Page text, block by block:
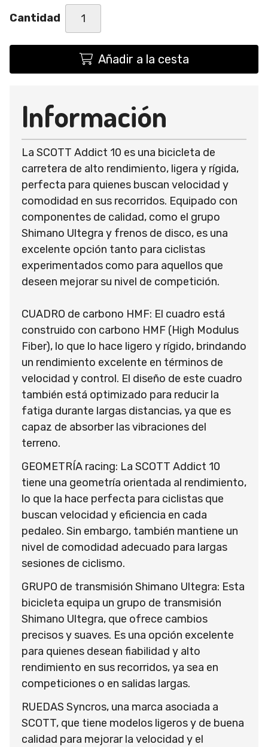
Cantidad
Añadir a la cesta
Información
La SCOTT Addict 10 es una bicicleta de
carretera de alto rendimiento, ligera y rígida,
perfecta para quienes buscan velocidad y
comodidad en sus recorridos. Equipado con
componentes de calidad, como el grupo
Shimano Ultegra y frenos de disco, es una
excelente opción tanto para ciclistas
experimentados como para aquellos que
deseen mejorar su nivel de competición.
CUADRO de carbono HMF: El cuadro está
construido con carbono HMF (High Modulus
Fiber), lo que lo hace ligero y rígido, brindando
un rendimiento excelente en términos de
velocidad y control. El diseño de este cuadro
también está optimizado para reducir la
fatiga durante largas distancias, ya que es
capaz de absorber las vibraciones del
terreno.
GEOMETRÍA racing: La SCOTT Addict 10
tiene una geometría orientada al rendimiento,
lo que la hace perfecta para ciclistas que
buscan velocidad y eficiencia en cada
pedaleo. Sin embargo, también mantiene un
nivel de comodidad adecuado para largas
sesiones de ciclismo.
GRUPO de transmisión Shimano Ultegra: Esta
bicicleta equipa un grupo de transmisión
Shimano Ultegra, que ofrece cambios
precisos y suaves. Es una opción excelente
para quienes desean fiabilidad y alto
rendimiento en sus recorridos, ya sea en
competiciones o en salidas largas.
RUEDAS Syncros, una marca asociada a
SCOTT, que tiene modelos ligeros y de buena
calidad para mejorar la velocidad y el